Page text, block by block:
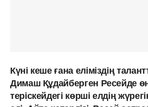
Күні кеше ғана еліміздің
Димаш Құдайберген Ресейде
теріскейдегі көрші елдің